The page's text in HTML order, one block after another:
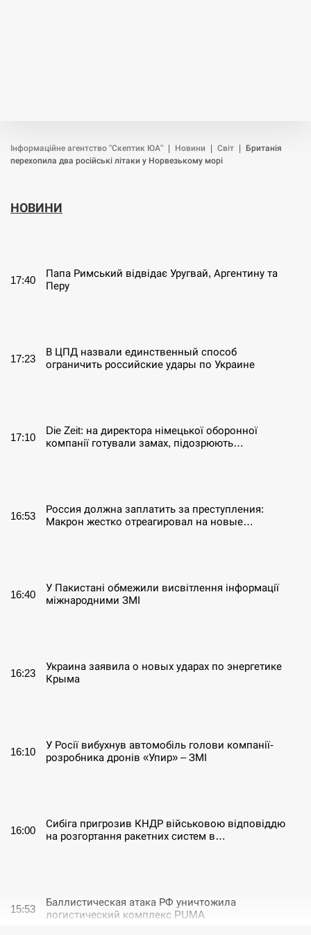
Інформаційне агентство "Скептик ЮА" Новини Світ
Британія
перехопила два російські літаки у Норвезькому морі
НОВИНИ
17:40
Папа Римський відвідає Уругвай, Аргентину та
Перу
17:23
В ЦПД назвали единственный способ
ограничить российские удары по Украине
17:10
Die Zeit: на директора німецької оборонної
компанії готували замах, підозрюють…
16:53
Россия должна заплатить за преступления:
Макрон жестко отреагировал на новые…
16:40
У Пакистані обмежили висвітлення інформації
міжнародними ЗМІ
16:23
Украина заявила о новых ударах по энергетике
Крыма
16:10
У Росії вибухнув автомобіль голови компанії-
розробника дронів «Упир» – ЗМІ
16:00
Сибіга пригрозив КНДР військовою відповіддю
на розгортання ракетних систем в…
15:53
Баллистическая атака РФ уничтожила
логистический комплекс PUMA